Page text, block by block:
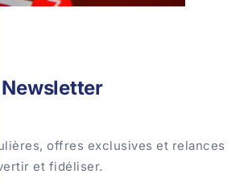
Newsletter
offres exclusives et relances
et fidéliser.